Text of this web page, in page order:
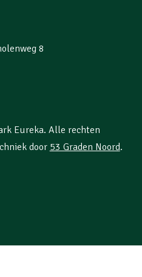
8
Eureka. Alle rechten
door 53 Graden Noord.